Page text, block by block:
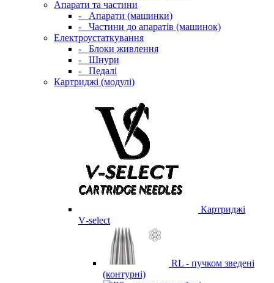
Апарати та частини
-
Апарати (машинки)
-
Частини до апаратів (машинок)
Електроустаткування
-
Блоки живлення
-
Шнури
-
Педалі
Картриджі (модулі)
Картриджі
V‑select
RL - пучком зведені
(контурні)